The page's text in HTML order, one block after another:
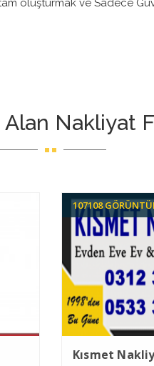
oluşturmak ve Sadece
Nakliyat
107108
Kısmet